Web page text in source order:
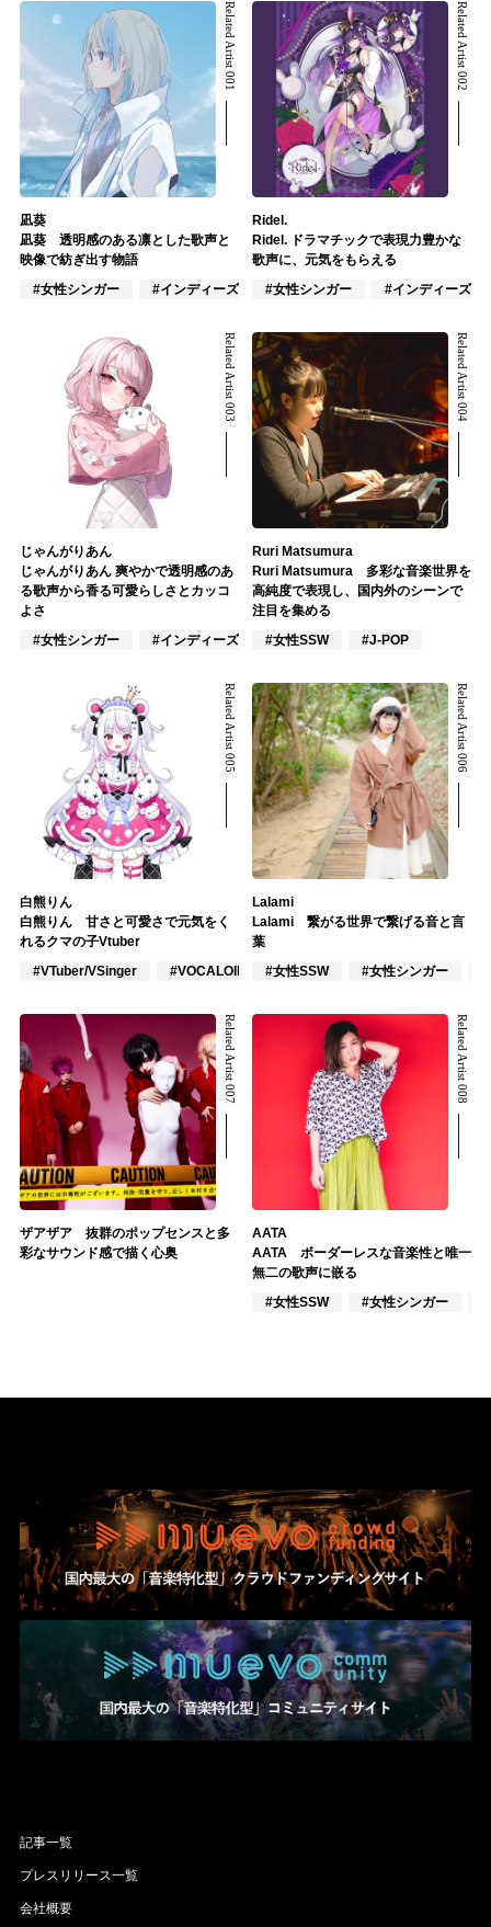
Related Artist 001
凪葵
凪葵 透明感のある凛とした歌声と
映像で紡ぎ出す物語
#女性シンガー
#インディーズ #ポップス
Related Artist 002
Ridel.
Ridel. ドラマチックで表現力豊かな
歌声に、元気をもらえる
#女性シンガー
#インディーズ
Related Artist 003
じゃんがりあん
じゃんがりあん 爽やかで透明感のあ
る歌声から香る可愛らしさとカッコ
よさ
#女性シンガー
#インディーズ #女性アイドル
Related Artist 004
Ruri Matsumura
Ruri Matsumura 多彩な音楽世界を
高純度で表現し、国内外のシーンで
注目を集める
#女性SSW
#J-POP
Related Artist 005
白熊りん
白熊りん 甘さと可愛さで元気をく
れるクマの子Vtuber
#VTuber/VSinger
#VOCALOID #アニメ/ゲーム
Related Artist 006
Lalami
Lalami 繋がる世界で繋げる音と言
葉
#女性SSW
#女性シンガー
Related Artist 007
ザアザア 抜群のポップセンスと多
彩なサウンド感で描く心奥
Related Artist 008
AATA
AATA ボーダーレスな音楽性と唯一
無二の歌声に嵌る
#女性SSW
#女性シンガー
記事一覧
プレスリリース一覧
会社概要